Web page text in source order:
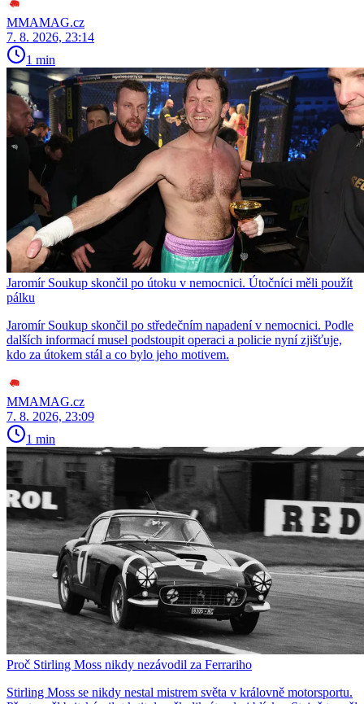
MMAMAG.cz
7. 8. 2026, 23:14
1 min
Jaromír Soukup skončil po útoku v nemocnici. Útočníci měli použít
pálku
Jaromír Soukup skončil po středečním napadení v nemocnici. Podle
dalších informací musel podstoupit operaci a policie nyní zjišťuje,
kdo za útokem stál a co bylo jeho motivem.
MMAMAG.cz
7. 8. 2026, 23:09
1 min
Proč Stirling Moss nikdy nezávodil za Ferrariho
Stirling Moss se nikdy nestal mistrem světa v královně motorsportu.